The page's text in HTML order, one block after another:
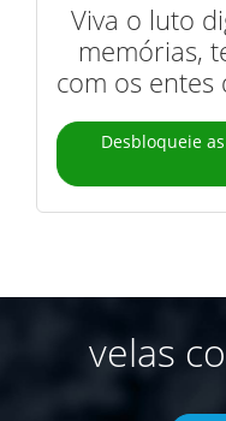
Viva o luto
memórias,
com os
Desbloqueie
velas